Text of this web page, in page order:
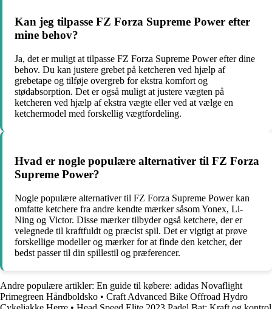
Kan jeg tilpasse FZ Forza Supreme Power efter
mine behov?
Ja, det er muligt at tilpasse FZ Forza Supreme Power efter dine
behov. Du kan justere grebet på ketcheren ved hjælp af
grebetape og tilføje overgreb for ekstra komfort og
stødabsorption. Det er også muligt at justere vægten på
ketcheren ved hjælp af ekstra vægte eller ved at vælge en
ketchermodel med forskellig vægtfordeling.
Hvad er nogle populære alternativer til FZ Forza
Supreme Power?
Nogle populære alternativer til FZ Forza Supreme Power kan
omfatte ketchere fra andre kendte mærker såsom Yonex, Li-
Ning og Victor. Disse mærker tilbyder også ketchere, der er
velegnede til kraftfuldt og præcist spil. Det er vigtigt at prøve
forskellige modeller og mærker for at finde den ketcher, der
bedst passer til din spillestil og præferencer.
Andre populære artikler: En guide til købere: adidas Novaflight
Primegreen Håndboldsko • Craft Advanced Bike Offroad Hydro